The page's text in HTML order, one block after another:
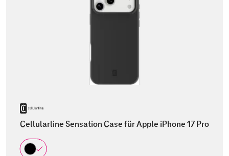
Cellularline Sensation Case für Apple iPhone 17 Pro